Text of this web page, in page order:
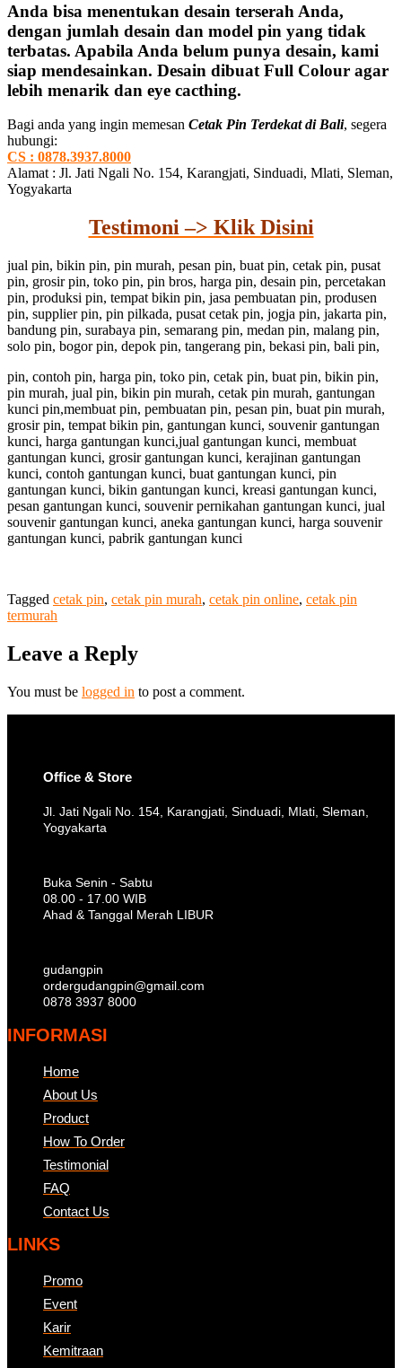
Anda bisa menentukan desain terserah Anda,
dengan jumlah desain dan model pin yang tidak
terbatas. Apabila Anda belum punya desain, kami
siap mendesainkan. Desain dibuat Full Colour agar
lebih menarik dan eye cacthing.
Bagi anda yang ingin memesan Cetak Pin Terdekat di Bali, segera
hubungi:
CS : 0878.3937.8000
Alamat : Jl. Jati Ngali No. 154, Karangjati, Sinduadi, Mlati, Sleman,
Yogyakarta
Testimoni –> Klik Disini
jual pin, bikin pin, pin murah, pesan pin, buat pin, cetak pin, pusat
pin, grosir pin, toko pin, pin bros, harga pin, desain pin, percetakan
pin, produksi pin, tempat bikin pin, jasa pembuatan pin, produsen
pin, supplier pin, pin pilkada, pusat cetak pin, jogja pin, jakarta pin,
bandung pin, surabaya pin, semarang pin, medan pin, malang pin,
solo pin, bogor pin, depok pin, tangerang pin, bekasi pin, bali pin,
pin, contoh pin, harga pin, toko pin, cetak pin, buat pin, bikin pin,
pin murah, jual pin, bikin pin murah, cetak pin murah, gantungan
kunci pin,membuat pin, pembuatan pin, pesan pin, buat pin murah,
grosir pin, tempat bikin pin, gantungan kunci, souvenir gantungan
kunci, harga gantungan kunci,jual gantungan kunci, membuat
gantungan kunci, grosir gantungan kunci, kerajinan gantungan
kunci, contoh gantungan kunci, buat gantungan kunci, pin
gantungan kunci, bikin gantungan kunci, kreasi gantungan kunci,
pesan gantungan kunci, souvenir pernikahan gantungan kunci, jual
souvenir gantungan kunci, aneka gantungan kunci, harga souvenir
gantungan kunci, pabrik gantungan kunci
Tagged cetak pin, cetak pin murah, cetak pin online, cetak pin
termurah
Leave a Reply
You must be logged in to post a comment.
Office & Store
Jl. Jati Ngali No. 154, Karangjati, Sinduadi, Mlati, Sleman,
Yogyakarta
Buka Senin - Sabtu
08.00 - 17.00 WIB
Ahad & Tanggal Merah LIBUR
gudangpin
ordergudangpin@gmail.com
0878 3937 8000
INFORMASI
Home
About Us
Product
How To Order
Testimonial
FAQ
Contact Us
LINKS
Promo
Event
Karir
Kemitraan